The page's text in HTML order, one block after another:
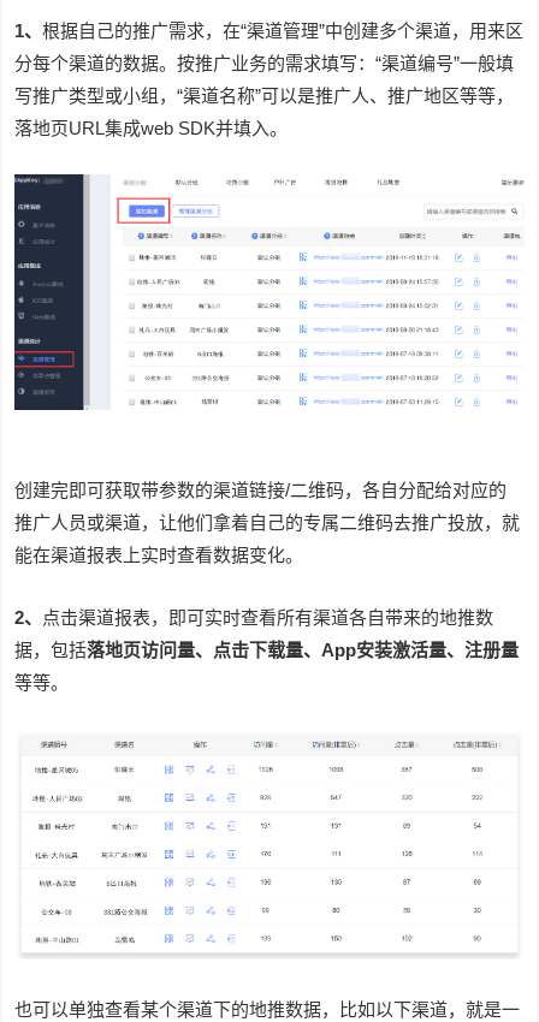
1、根据自己的推广需求，在“渠道管理”中创建多个渠道，用来区
分每个渠道的数据。按推广业务的需求填写：“渠道编号”一般填
写推广类型或小组，“渠道名称”可以是推广人、推广地区等等，
落地页URL集成web SDK并填入。
创建完即可获取带参数的渠道链接/二维码，各自分配给对应的
推广人员或渠道，让他们拿着自己的专属二维码去推广投放，就
能在渠道报表上实时查看数据变化。
2、
点击渠道报表，即可实时查看所有渠道各自带来的地推数
据，包括落地页访问量、点击下载量、App安装激活量、注册量
等等。
也可以单独查看某个渠道下的地推数据，比如以下渠道，就是一